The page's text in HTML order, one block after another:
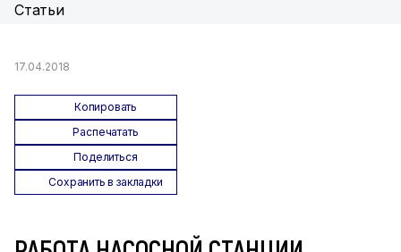
Статьи
17.04.2018
Копировать
Распечатать
Поделиться
Сохранить в закладки